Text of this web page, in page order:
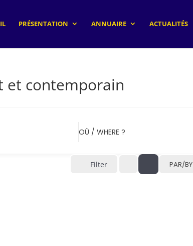
PRÉSENTATION ANNUAIRE ACTUALITÉS
et contemporain
OÙ / WHERE ?
Filter PAR/BY